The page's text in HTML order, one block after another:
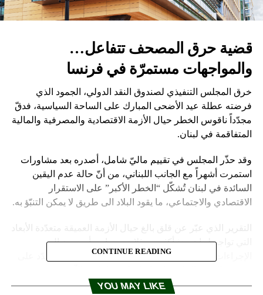
قضية حرق المصحف تتفاعل…
والمواجهات مستمرّة في فرنسا
خرق المجلس التنفيذي لصندوق النقد الدولي، الجمود الذي
فرضته عطلة عيد الأضحى المبارك على الساحة السياسية، فدقّ
مجدّداً ناقوس الخطر حيال الأزمة الاقتصادية والمصرفية والمالية
المتفاقمة في لبنان.
وقد حذّر المجلس في تقييم ماليّ شامل، أصدره بعد مشاورات
استمرت أشهراً مع الجانب اللبناني، من أنّ حالة عدم اليقين
السائدة في لبنان تُشكّل “الخطر الأكبر” على الاستقرار
الاقتصادي والاجتماعي، ما يقود البلاد الى طريق لا يمكن التنبّؤ به.
التقرير الذي عبّر عن قلق بالغ حيال الأزمة العميقة متعدّدة الأبعاد
التي تواجه لبنان منذ أكثر من ثلاث سنوات، أسف حيال
الإجراءات المحدودة التي تمّ اتّخاذها للتصدّي للأزمة، وشدّد على
مستويات الثقة متدنية وستزداد الدولرة النقدية للاقتصاد،
CONTINUE READING
YOU MAY LIKE